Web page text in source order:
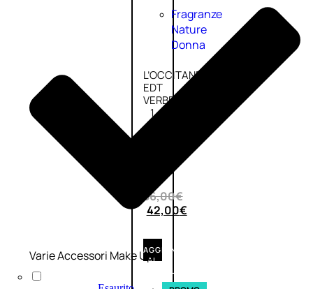
Fragranze
Nature
Donna
L’OCCITANE
EDT
VERBENA
1
56,00€
42,00€
AGGIUNGI
AL
CARRELLO
Varie Accessori Make Up